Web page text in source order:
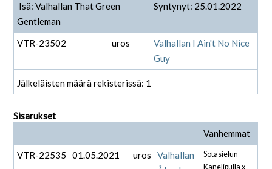
Isä: Valhallan That Green
Gentleman
Syntynyt: 25.01.2022
VTR-23502 uros
Valhallan I Ain't No Nice
Guy
Jälkeläisten määrä rekisterissä: 1
Sisarukset
Vanhemmat
VTR-22535
01.05.2021 uros
Valhallan
Sotasielun
Kanelipulla x